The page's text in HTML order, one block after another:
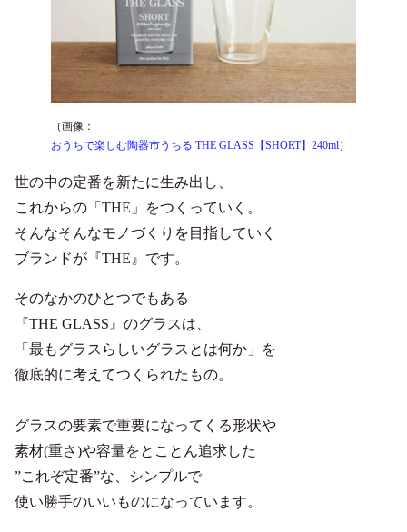
（画像：
おうちで楽しむ陶器市うちる THE GLASS【SHORT】240ml）
世の中の定番を新たに生み出し、
これからの「THE」をつくっていく。
そんなそんなモノづくりを目指していく
ブランドが『THE』です。
そのなかのひとつでもある
『THE GLASS』のグラスは、
「最もグラスらしいグラスとは何か」を
徹底的に考えてつくられたもの。
グラスの要素で重要になってくる形状や
素材(重さ)や容量をとことん追求した
”これぞ定番”な、シンプルで
使い勝手のいいものになっています。